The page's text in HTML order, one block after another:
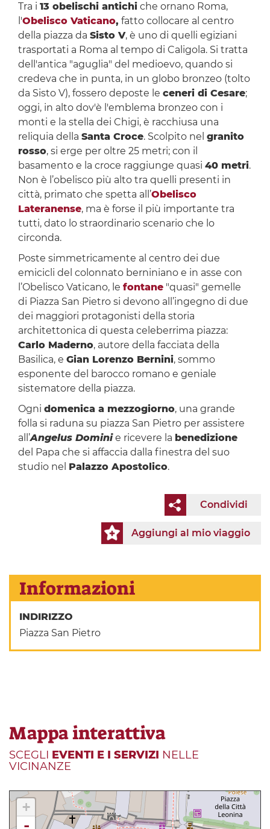
Tra i 13 obelischi antichiche ornano Roma,
l'Obelisco Vaticano, fatto collocare al centro
della piazza da Sisto V, è uno di quelli egiziani
trasportati a Roma al tempo di Caligola. Si tratta
dell'antica "aguglia" del medioevo, quando si
credeva che in punta, in un globo bronzeo (tolto
da Sisto V), fossero deposte le ceneri di Cesare;
oggi, in alto dov'è l'emblema bronzeo con i
monti e la stella dei Chigi, è racchiusa una
reliquia della Santa Croce. Scolpito nel granito
rosso, si erge per oltre 25 metri; con il
basamento e la croce raggiunge quasi 40 metri.
Non è l’obelisco più alto tra quelli presenti in
città, primato che spetta all’Obelisco
Lateranense, ma è forse il più importante tra
tutti, dato lo straordinario scenario che lo
circonda.
Poste simmetricamente al centro dei due
emicicli del colonnato berniniano e in asse con
l’Obelisco Vaticano, le fontane"quasi" gemelle
di Piazza San Pietro si devono all’ingegno di due
dei maggiori protagonisti della storia
architettonica di questa celeberrima piazza:
Carlo Maderno, autore della facciata della
Basilica, e Gian Lorenzo Bernini, sommo
esponente del barocco romano e geniale
sistematore della piazza.
Ogni domenica a mezzogiorno, una grande
folla si raduna su piazza San Pietro per assistere
all’Angelus Dominie ricevere la benedizione
del Papa che si affaccia dalla finestra del suo
studio nel Palazzo Apostolico.
Condividi
Aggiungi al mio viaggio
Informazioni
INDIRIZZO
Piazza San Pietro
Mappa interattiva
SCEGLI EVENTI E I SERVIZI NELLE
VICINANZE
+
-